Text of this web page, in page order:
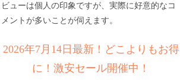
ビューは個人の印象ですが、実際に好意的なコ
メントが多いことが伺えます。
2026年7月14日最新！どこよりもお得
に！激安セール開催中！